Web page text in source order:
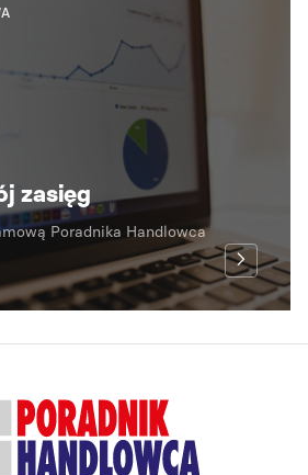
zasięg
Poradnika Handlowca